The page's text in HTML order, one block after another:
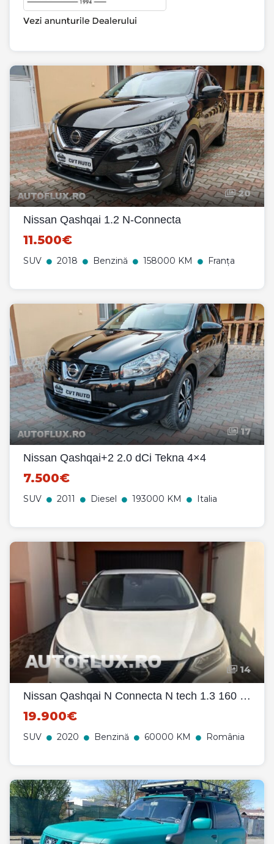
20
Nissan Qashqai 1.2 N-Connecta
11.500€
SUV 2018 Benzină 158000 KM Franța
17
Nissan Qashqai+2 2.0 dCi Tekna 4×4
7.500€
SUV 2011 Diesel 193000 KM Italia
14
Nissan Qashqai N Connecta N tech 1.3 160 cp 2020, automata ,impecabila
19.900€
SUV 2020 Benzină 60000 KM România